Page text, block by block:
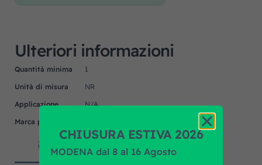
Ulteriori informazioni
Quantità minima
1
Unità di misura
NR
Applicazione
N/A
Marca prodotto
CHIUSURA ESTIVA 2026
MODENA dal 8 al 16 Agosto